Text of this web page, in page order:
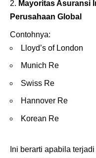
Mayoritas Asuransi
Perusahaan Global
Contohnya:
Lloyd’s of London
Munich Re
Swiss Re
Hannover Re
Korean Re
Ini berarti apabila